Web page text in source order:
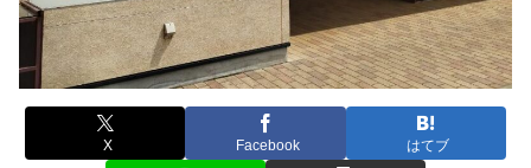
X Facebook はてブ